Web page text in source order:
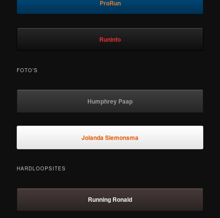
ProRun
Runinfo
FOTO’S
Humphrey Paap
Jolanda Siemonsma
HARDLOOPSITES
Running Ronald